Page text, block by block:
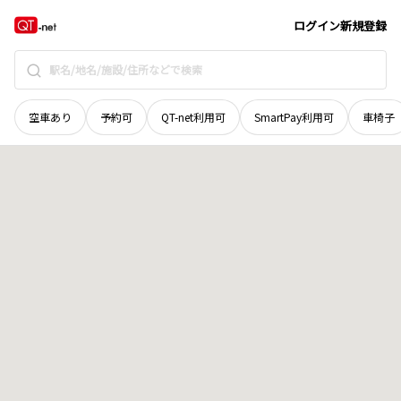
ログイン新規登録
空車あり 予約可 QT-net利用可 SmartPay利用可 車椅子
愛媛県